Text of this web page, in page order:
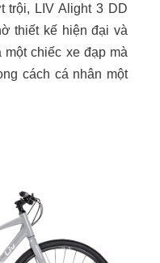
trội, LIV Alight 3 DD
thiết kế hiện đại và
chiếc xe đạp mà
cách cá nhân một